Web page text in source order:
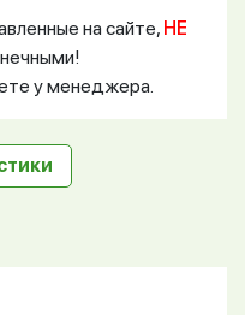
на сайте, НЕ
у менеджера.